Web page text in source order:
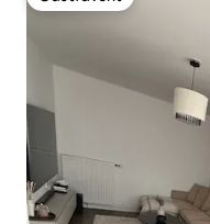
Gästfavorit